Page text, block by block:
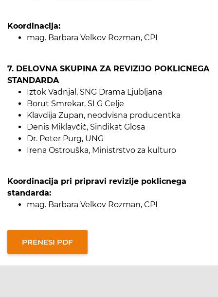
Koordinacija:
mag. Barbara Velkov Rozman, CPI
7. DELOVNA SKUPINA ZA REVIZIJO POKLICNEGA
STANDARDA
Iztok Vadnjal, SNG Drama Ljubljana
Borut Smrekar, SLG Celje
Klavdija Zupan, neodvisna producentka
Denis Miklavčič, Sindikat Glosa
Dr. Peter Purg, UNG
Irena Ostrouška, Ministrstvo za kulturo
Koordinacija pri pripravi revizije poklicnega
standarda:
mag. Barbara Velkov Rozman, CPI